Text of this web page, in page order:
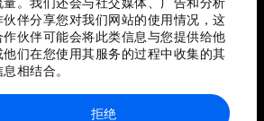
伙伴分享您对我们网站的使用情况，这
作伙伴可能会将此类信息与您提供给他
他们在您使用其服务的过程中收集的其
相结合。
拒绝